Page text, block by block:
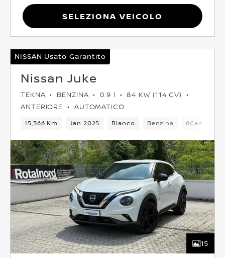
Seleziona Veicolo
NISSAN Usato Garantito
Nissan Juke
TEKNA BENZINA 0.9 l
84 KW (114 CV)
ANTERIORE
AUTOMATICO
15,366 Km Jan 2025 Bianco Benzina 6Cambio
15